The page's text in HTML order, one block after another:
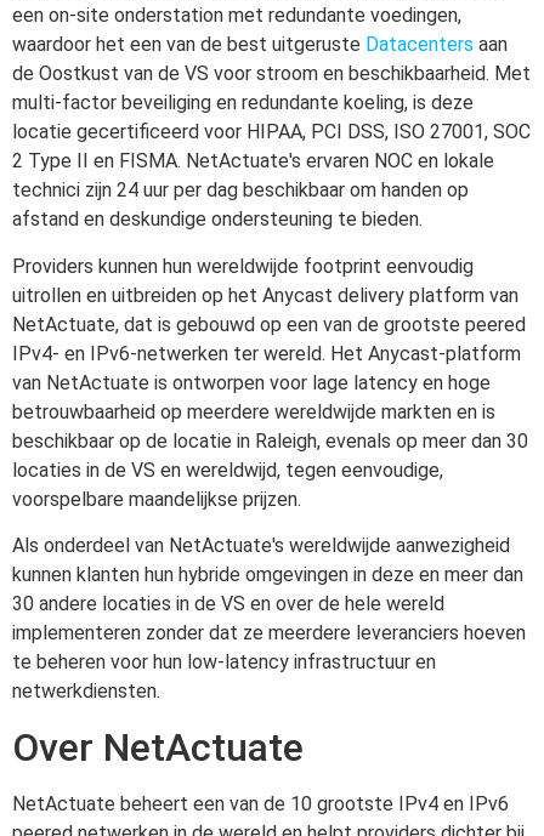
een on-site onderstation met redundante voedingen,
waardoor het een van de best uitgeruste Datacenters aan
de Oostkust van de VS voor stroom en beschikbaarheid. Met
multi-factor beveiliging en redundante koeling, is deze
locatie gecertificeerd voor HIPAA, PCI DSS, ISO 27001, SOC
2 Type II en FISMA. NetActuate's ervaren NOC en lokale
technici zijn 24 uur per dag beschikbaar om handen op
afstand en deskundige ondersteuning te bieden.
Providers kunnen hun wereldwijde footprint eenvoudig
uitrollen en uitbreiden op het Anycast delivery platform van
NetActuate, dat is gebouwd op een van de grootste peered
IPv4- en IPv6-netwerken ter wereld. Het Anycast-platform
van NetActuate is ontworpen voor lage latency en hoge
betrouwbaarheid op meerdere wereldwijde markten en is
beschikbaar op de locatie in Raleigh, evenals op meer dan 30
locaties in de VS en wereldwijd, tegen eenvoudige,
voorspelbare maandelijkse prijzen.
Als onderdeel van NetActuate's wereldwijde aanwezigheid
kunnen klanten hun hybride omgevingen in deze en meer dan
30 andere locaties in de VS en over de hele wereld
implementeren zonder dat ze meerdere leveranciers hoeven
te beheren voor hun low-latency infrastructuur en
netwerkdiensten.
Over NetActuate
NetActuate beheert een van de 10 grootste IPv4 en IPv6